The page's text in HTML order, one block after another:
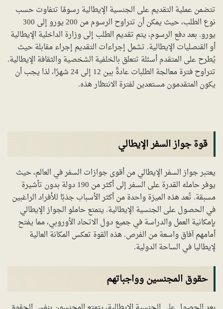
تتضمن عملية التقديم على الجنسية الإيطالية رسومًا تتفاوت حسب
نوع الطلب، حيث يمكن أن تتراوح الرسوم من 200 يورو إلى 300
يورو. بعد دفع الرسوم، يتم تقديم الطلب إلى وزارة الداخلية الإيطالية
أو القنصليات الإيطالية. تشمل إجراءات التقديم إجراء مقابلة حيث
يُطرح على المتقدم أسئلة تتعلق بالخلفية الشخصية والثقافة الإيطالية.
تتراوح فترة معالجة الطلبات عادةً بين 12 إلى 24 شهرًا، لذا يجب أن
يكون المتقدمون مستعدين لفترة الانتظار هذه.
قوة جواز السفر الإيطالي
يعتبر جواز السفر الإيطالي من أقوى جوازات السفر في العالم، حيث
يوفر حامله القدرة على السفر إلى أكثر من 190 دولة بدون تأشيرة
مسبقة. تُعد هذه الميزة واحدة من أكثر الأسباب جذبًا للأفراد الراغبين
في الحصول على الجنسية الإيطالية. يتمتع حاملو الجواز الإيطالي
بإمكانية العمل والدراسة في جميع دول الاتحاد الأوروبي، مما يفتح
أمامهم آفاق واسعة من الفرص. هذه القوة تعكس المكانة العالية
لإيطاليا في الساحة الدولية.
حقوق المجنسين وواجباتهم